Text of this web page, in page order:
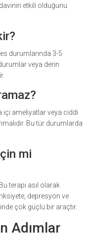
etkili olduğunu
durumlarında 3-5
veya derin
içi ameliyatlar veya ciddi
Bu tür durumlarda
mi
terapi asıl olarak
depresyon ve
çok güçlü bir araçtır.
Adımlar